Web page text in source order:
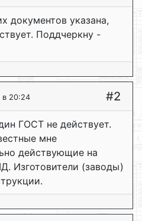
документов указана,
Поддчеркну -
в 20:24 #2
ГОСТ не действует.
мне
действующие на
Изготовители (заводы)